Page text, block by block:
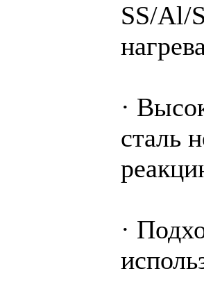
SS/Al/
·
сталь
·